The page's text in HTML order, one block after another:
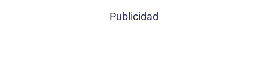
Publicidad